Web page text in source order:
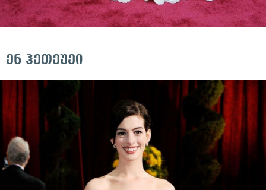
ენ ჰეთეუეი